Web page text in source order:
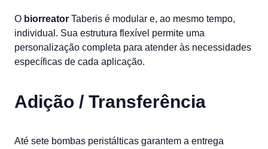
O biorreator Taberis é modular e, ao mesmo tempo,
individual. Sua estrutura flexível permite uma
personalização completa para atender às necessidades
específicas de cada aplicação.
Adição / Transferência
Até sete bombas peristálticas garantem a entrega